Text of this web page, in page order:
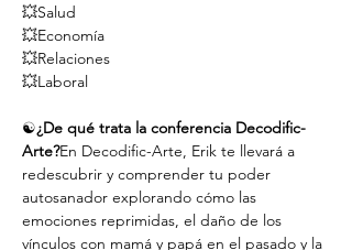
💥Salud
💥Economía
💥Relaciones
💥Laboral
☯️¿De qué trata la conferencia Decodific-
Arte?En Decodific-Arte, Erik te llevará a
redescubrir y comprender tu poder
autosanador explorando cómo las
emociones reprimidas, el daño de los
vínculos con mamá y papá en el pasado y la